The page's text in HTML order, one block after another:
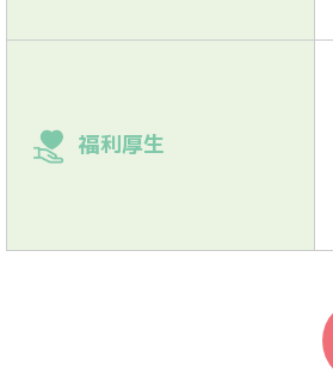
福利厚生